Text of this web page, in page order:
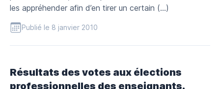
les appréhender afin d’en tirer un certain (…)
Publié le 8 janvier 2010
Résultats des votes aux élections
professionnelles des enseignants.